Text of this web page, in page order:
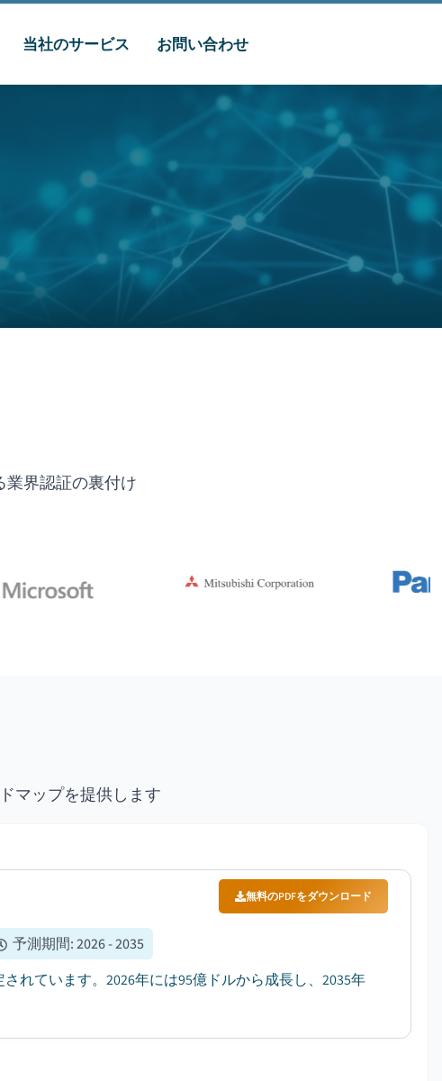
当社のサービス お問い合わせ
業界認証の裏付け
マップを提供します
無料のPDFをダウンロード
予測期間:2026 - 2035
れています。2026年には95億ドルから成長し、2035年